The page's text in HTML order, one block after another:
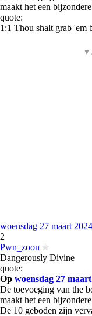
maakt het een
quote:
1:1 Thou shalt grab 'em
▼
woensdag 27 maart
2
Pwn_zoon
Dangerously Divine
quote:
Op woensdag 27
De toevoeging van the
maakt het een
De 10 geboden zijn